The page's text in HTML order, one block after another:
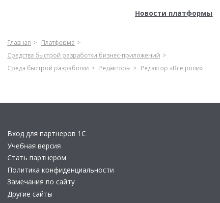
Новости платформы
Главная
Платформа
Средства быстрой разработки бизнес-приложений
Среда быстрой разработки
Редакторы Редактор «Все роли»
Вход для партнеров 1С
Учебная версия
Стать партнером
Политика конфиденциальности
Замечания по сайту
Другие сайты